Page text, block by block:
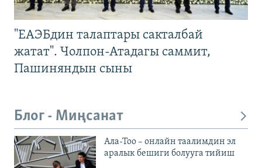
"ЕАЭБдин талаптары сакталбай
жатат". Чолпон-Атадагы саммит,
Пашиняндын сыны
Блог - Миңсанат
Ала-Тоо – онлайн таалимдин эл
аралык бешиги болууга тийиш